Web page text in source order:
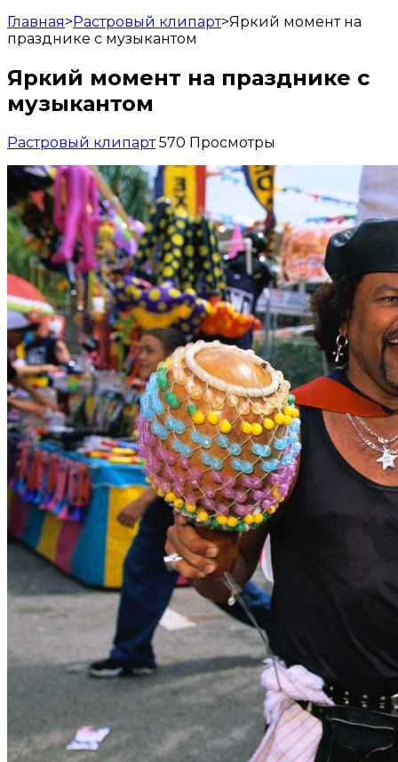
Главная>Растровый клипарт>Яркий момент на
празднике с музыкантом
Яркий момент на празднике с
музыкантом
Растровый клипарт 570 Просмотры